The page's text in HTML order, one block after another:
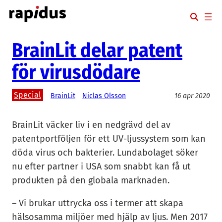
Hoppa
till
BrainLit delar patent
för virusdödare
Special BrainLit Niclas Olsson 16 apr 2020
BrainLit väcker liv i en nedgrävd del av
patentportföljen för ett UV-ljussystem som kan
döda virus och bakterier. Lundabolaget söker
nu efter partner i USA som snabbt kan få ut
produkten på den globala marknaden.
– Vi brukar uttrycka oss i termer att skapa
hälsosamma miljöer med hjälp av ljus. Men 2017